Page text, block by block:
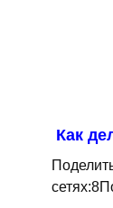
Как